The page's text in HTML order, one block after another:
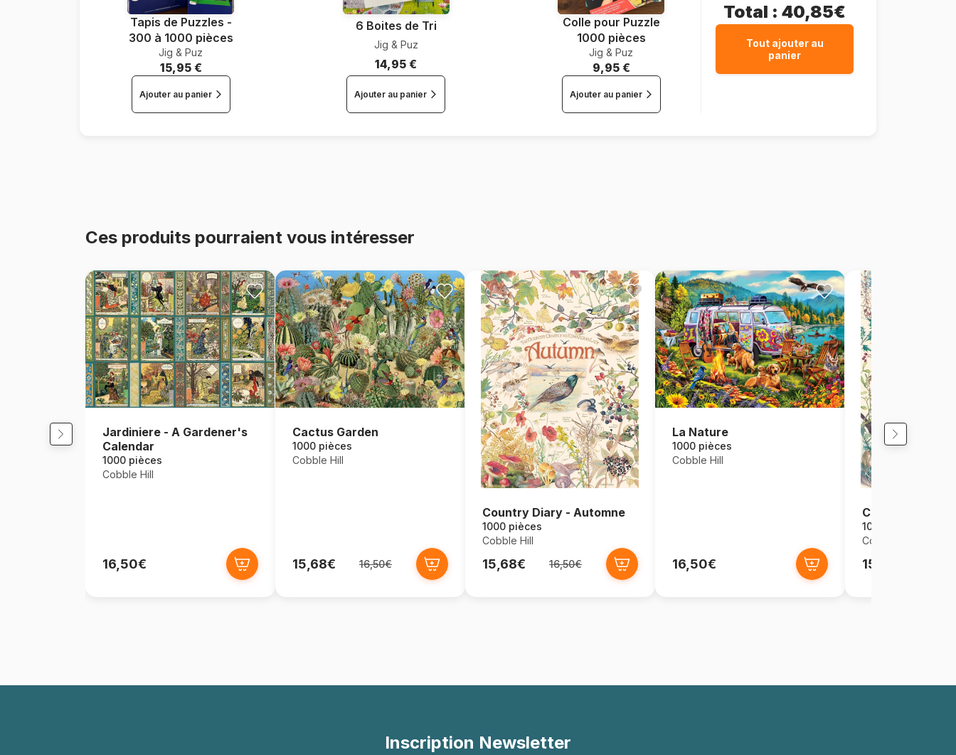
Tapis de Puzzles -
300 à 1000 pièces
Jig & Puz
15,95 €
Ajouter au panier
6 Boites de Tri
Jig & Puz
14,95 €
Ajouter au panier
Colle pour Puzzle
1000 pièces
Jig & Puz
9,95 €
Ajouter au panier
Total : 40,85€
Tout ajouter au
panier
Ces produits pourraient vous intéresser
Jardiniere - A Gardener's
Calendar
1000 pièces
Cobble Hill
16,50€
Cactus Garden
1000 pièces
Cobble Hill
15,68€ 16,50€
Country Diary - Automne
1000 pièces
Cobble Hill
15,68€ 16,50€
La Nature
1000 pièces
Cobble Hill
16,50€
Country Diary -
1000 pièces
Cobble Hill
15,68€
Inscription Newsletter